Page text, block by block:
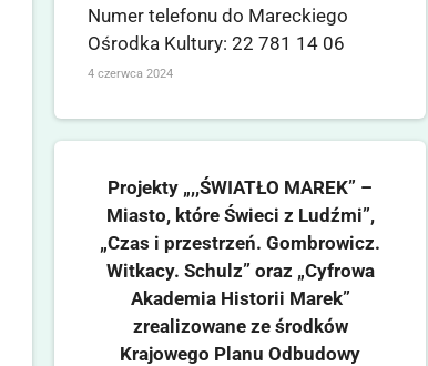
Numer telefonu do Mareckiego
Ośrodka Kultury: 22 781 14 06
4 czerwca 2024
Projekty „,,ŚWIATŁO MAREK” –
Miasto, które Świeci z Ludźmi”,
„Czas i przestrzeń. Gombrowicz.
Witkacy. Schulz” oraz „Cyfrowa
Akademia Historii Marek”
zrealizowane ze środków
Krajowego Planu Odbudowy